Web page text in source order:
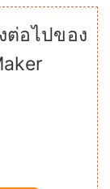
ต่อไปของ